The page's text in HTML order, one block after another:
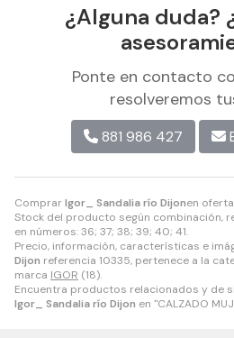
ComprarIgor_ Sandalia río Dijonen
Stock del producto según combinación,
en números: 36; 37; 38; 39; 40; 41.
Precio, información, características e
Dijon referencia 10335, pertenece a la
marca IGOR (18).
Encuentra productos relacionados y de
Igor_ Sandalia río Dijon en "CALZADO
¿Alguna duda?
Ponte en contacto
resolveremos
881 986 427